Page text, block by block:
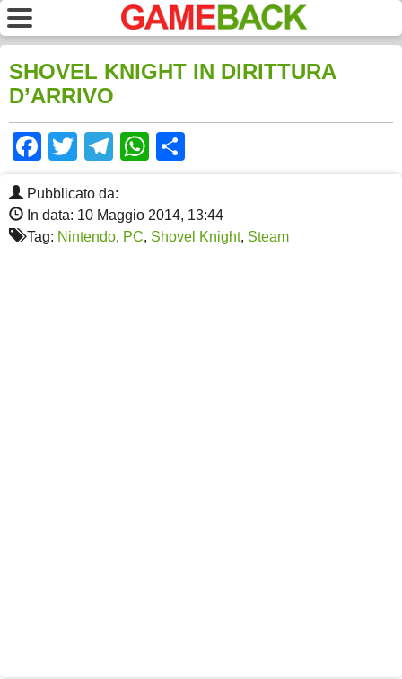
SHOVEL KNIGHT IN DIRITTURA
D’ARRIVO
Facebook
TwitterTelegram
WhatsApp
Pubblicato da:
In data: 10 Maggio 2014, 13:44
Tag: Nintendo, PC, Shovel Knight, Steam